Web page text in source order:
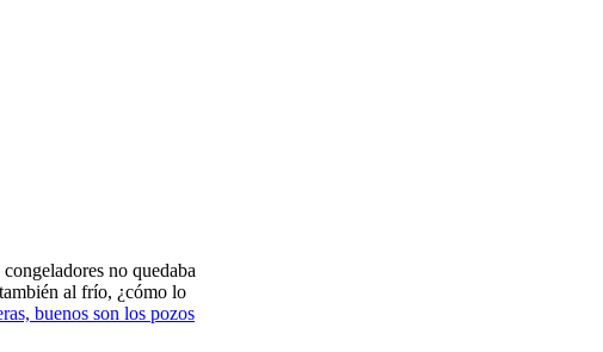
no quedaba
al frío, ¿cómo lo
buenos son los pozos